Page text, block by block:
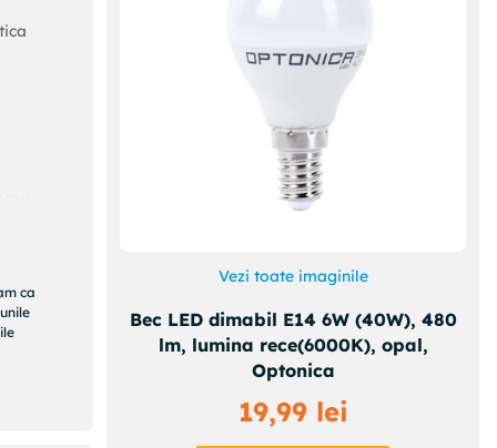
ca
Vezi toate imaginile
Bec LED dimabil E14 6W (40W), 480
lm, lumina rece(6000K), opal,
Optonica
19,99 lei